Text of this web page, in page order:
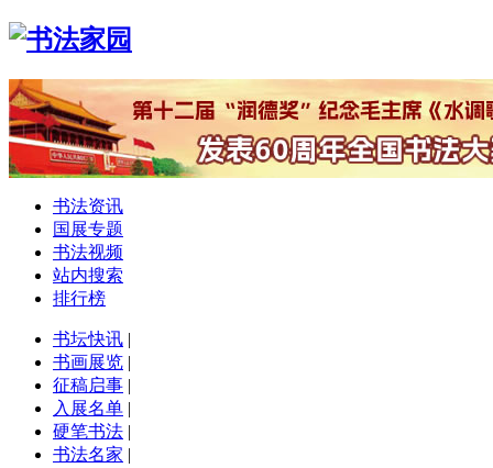
书法资讯
国展专题
书法视频
站内搜索
排行榜
书坛快讯 |
书画展览 |
征稿启事 |
入展名单 |
硬笔书法 |
书法名家 |